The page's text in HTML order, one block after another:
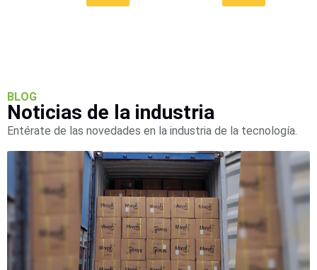
BLOG
Noticias de la industria
Entérate de las novedades en la industria de la tecnología.